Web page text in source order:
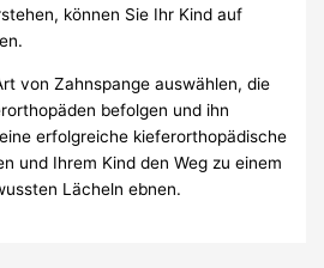
können Sie Ihr Kind auf
von Zahnspange auswählen, die
befolgen und ihn
erfolgreiche kieferorthopädische
und Ihrem Kind den Weg zu einem
Lächeln ebnen.